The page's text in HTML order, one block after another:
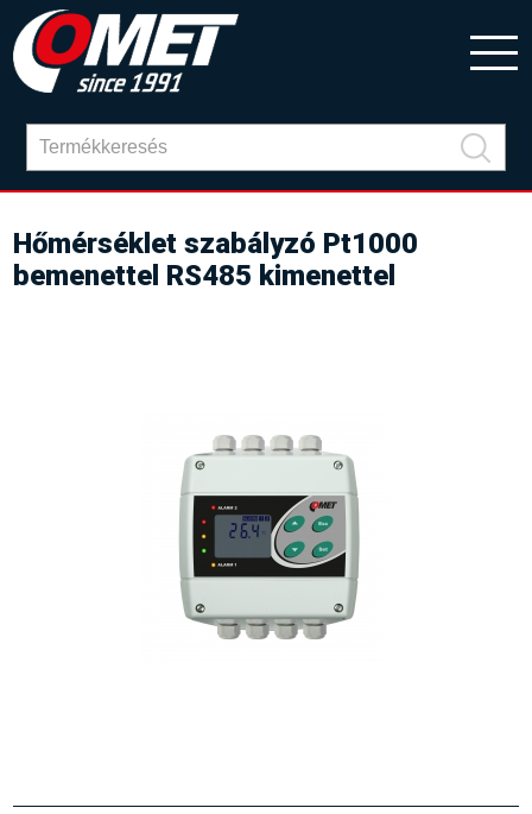
Hőmérséklet szabályzó Pt1000
bemenettel RS485 kimenettel